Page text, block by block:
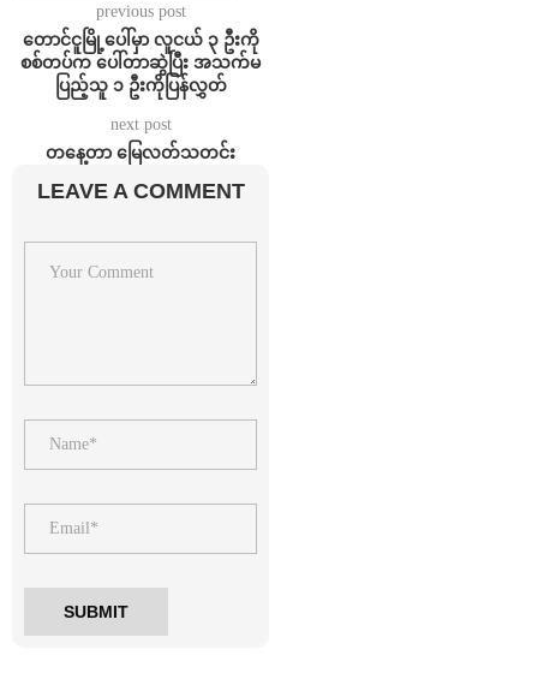
previous post
တောင်ငူမြို့ပေါ်မှာ လူငယ် ၃ ဦးကို
စစ်တပ်က ပေါ်တာဆွဲပြီး အသက်မ
ပြည့်သူ ၁ ဦးကိုပြန်လွှတ်
next post
တနေ့တာ မြေလတ်သတင်း
LEAVE A COMMENT